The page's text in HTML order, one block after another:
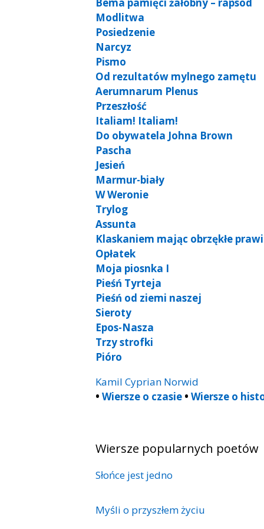
Bema pamięci żałobny – rapsod
Modlitwa
Posiedzenie
Narcyz
Pismo
Od rezultatów mylnego zamętu
Aerumnarum Plenus
Przeszłość
Italiam! Italiam!
Do obywatela Johna Brown
Pascha
Jesień
Marmur-biały
W Weronie
Trylog
Assunta
Klaskaniem mając obrzękłe
Opłatek
Moja piosnka I
Pieśń Tyrteja
Pieśń od ziemi naszej
Sieroty
Epos-Nasza
Trzy strofki
Pióro
Kamil Cyprian Norwid
• Wiersze o czasie • Wiersze o
Wiersze popularnych poetów
Słońce jest jedno
Myśli o przyszłem życiu